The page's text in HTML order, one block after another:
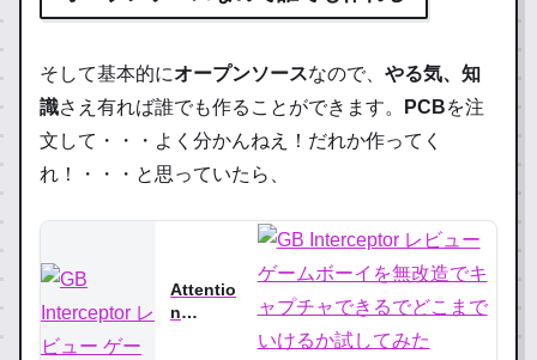
そして基本的にオープンソースなので、 やる気、知
識さえ有れば誰でも作ることができます。 PCBを注
文して・・・よく分かんねえ！だれか作ってく
れ！・・・と思っていたら、
Attentio
n